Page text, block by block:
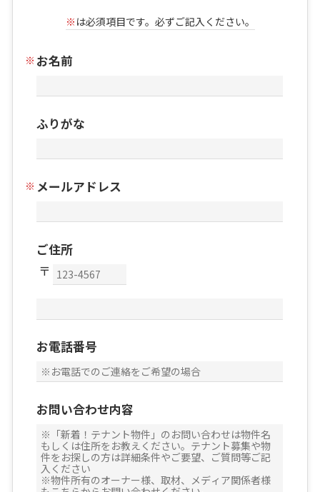
※ は必須項目です。必ずご記入ください。
お名前
ふりがな
メールアドレス
ご住所
お電話番号
お問い合わせ内容